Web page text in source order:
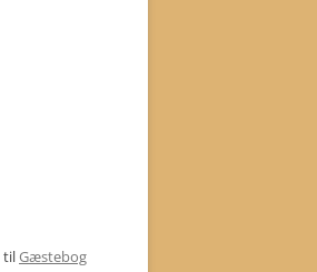
tilGæstebog